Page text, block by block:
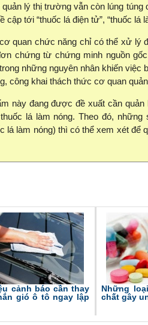
lý thị trường vẫn còn lúng túng
tới “thuốc lá điện tử”, “thuốc lá
quan chức năng chỉ có thể xử lý
chứng từ chứng minh nguồn
những nguyên nhân khiến việc
công khai thách thức cơ quan
này đang được đề xuất cần quản
lá làm nóng. Theo đó, những
lá làm nóng) thì có thể xem xét để
cảnh báo cần thay
gió ô tô ngay lập
Những
chất gây